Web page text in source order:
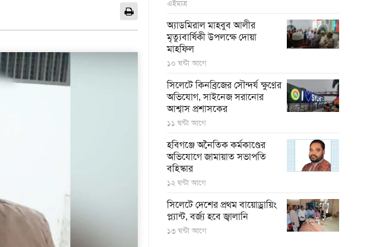
এইমাত্র
অ্যাডমিরাল মাহবুব আলীর
মৃত্যুবার্ষিকী উপলক্ষে দোয়া
মাহফিল
১০ ঘন্টা আগে
সিলেটে কিনব্রিজের সৌন্দর্য ক্ষুণ্নের
অভিযোগ, সাইনেজ সরানোর
আশ্বাস প্রশাসকের
১১ ঘন্টা আগে
হবিগঞ্জে অনৈতিক কর্মকাণ্ডের
অভিযোগে জামায়াত সভাপতি
বহিস্কার
১২ ঘন্টা আগে
সিলেটে দেশের প্রথম বায়োড্রায়িং
প্ল্যান্ট, বর্জ্য হবে জ্বালানি
১৩ ঘন্টা আগে